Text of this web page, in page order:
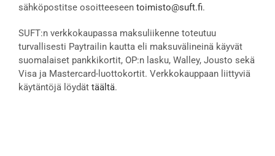
sähköpostitse osoitteeseen toimisto@suft.fi.
SUFT:n verkkokaupassa maksuliikenne toteutuu
turvallisesti Paytrailin kautta eli maksuvälineinä käyvät
suomalaiset pankkikortit, OP:n lasku, Walley, Jousto sekä
Visa ja Mastercard-luottokortit. Verkkokauppaan liittyviä
käytäntöjä löydät täältä.